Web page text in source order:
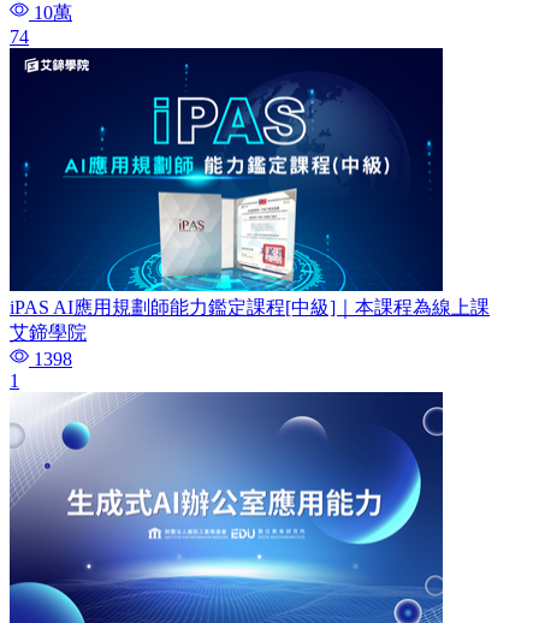
10萬
74
iPAS AI應用規劃師能力鑑定課程[中級]｜本課程為線上課
艾鍗學院
1398
1